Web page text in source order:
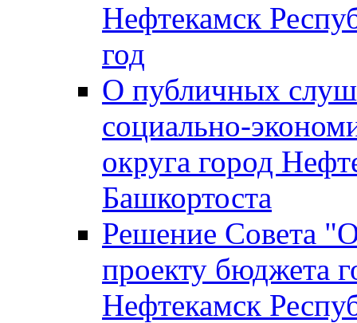
Нефтекамск
год
О публичных
социально-
округа город
Башкортоста
Решение Совета
проекту бюджета
Нефтекамск